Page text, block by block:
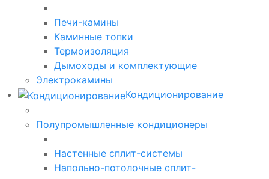
Печи-камины
Каминные топки
Термоизоляция
Дымоходы и комплектующие
Электрокамины
Кондиционирование
Полупромышленные кондиционеры
Настенные сплит-системы
Напольно-потолочные сплит-